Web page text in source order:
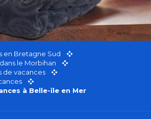
en Bretagne Sud
le Morbihan
de vacances
à Belle-île en Mer